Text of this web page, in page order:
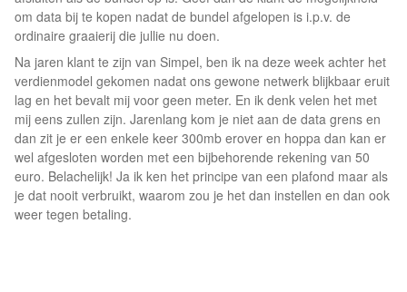
om data bij te kopen nadat de bundel afgelopen is i.p.v. de
ordinaire graaierij die jullie nu doen.
Na jaren klant te zijn van Simpel, ben ik na deze week achter het
verdienmodel gekomen nadat ons gewone netwerk blijkbaar eruit
lag en het bevalt mij voor geen meter. En ik denk velen het met
mij eens zullen zijn. Jarenlang kom je niet aan de data grens en
dan zit je er een enkele keer 300mb erover en hoppa dan kan er
wel afgesloten worden met een bijbehorende rekening van 50
euro. Belachelijk! Ja ik ken het principe van een plafond maar als
je dat nooit verbruikt, waarom zou je het dan instellen en dan ook
weer tegen betaling.